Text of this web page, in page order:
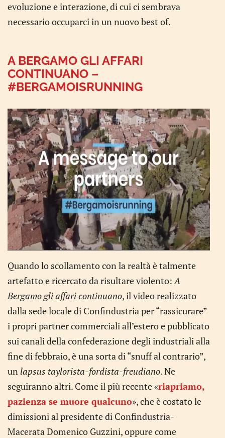
evoluzione e interazione, di cui ci sembrava
necessario occuparci in un nuovo best of.
A BERGAMO GLI AFFARI
CONTINUANO –
#BERGAMOISRUNNING
Quando lo scollamento con la realtà è talmente
artefatto e ricercato da risultare violento:A
Bergamo gli affari continuano, il video realizzato
dalla sede locale di Confindustria per “rassicurare”
i propri partner commerciali all’estero e pubblicato
sui canali della confederazione degli industriali alla
fine di febbraio, è una sorta di “snuff al contrario”,
unlapsus taylorista-fordista-freudiano. Ne
seguiranno altri. Come il più recente «riapriamo,
pazienza se muore qualcuno», che è costato le
dimissioni al presidente di Confindustria-
Macerata Domenico Guzzini, oppure come